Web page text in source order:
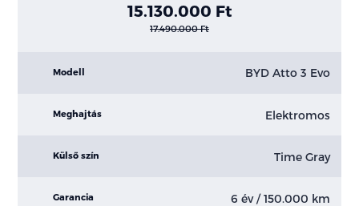
15.130.000 Ft
17.490.000 Ft
Modell BYD Atto 3 Evo
Meghajtás Elektromos
Külső szín Time Gray
Garancia 6 év / 150.000 km